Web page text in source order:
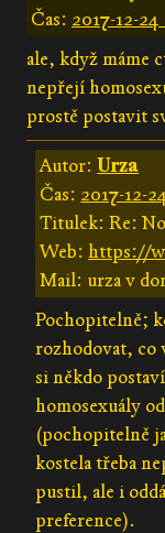
Čas: 2017-12-
ale, když máme
nepřejí
prostě postavit
Autor:Urza
Čas: 2017-12-
Titulek: Re:
Web:https://
Mail: urza v
Pochopitelně;
rozhodovat, co
si někdo
homosexuály
(pochopitelně
kostela třeba
pustil, ale i
preference).